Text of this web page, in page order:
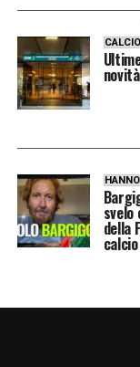
svelo
della
calcio